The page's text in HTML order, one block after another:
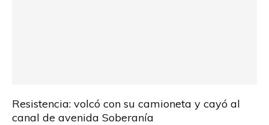
Resistencia: volcó con su camioneta y cayó al
canal de avenida Soberanía